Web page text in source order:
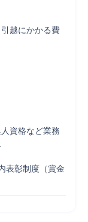
越にかかる費
資格など業務
表彰制度（賞金